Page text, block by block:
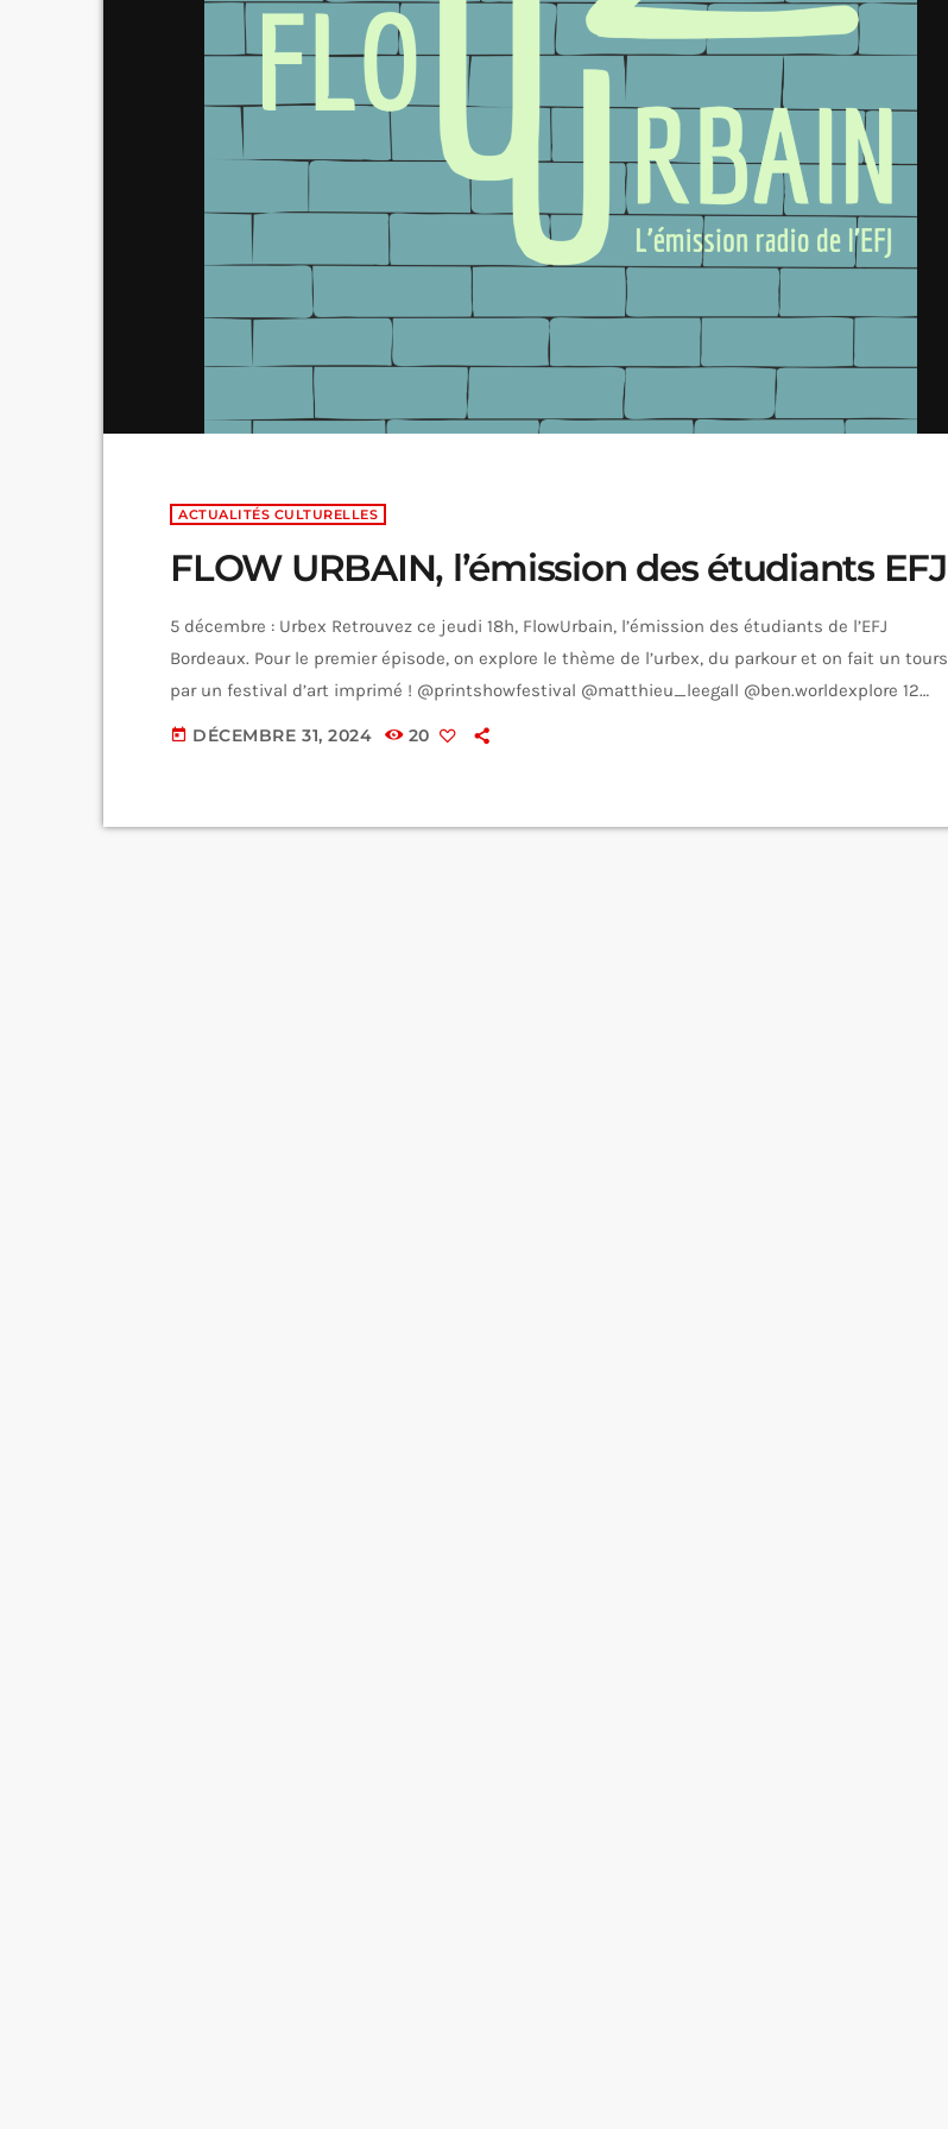
ACTUALITÉS CULTURELLES
FLOW URBAIN, l’émission des étudiants EFJ
5 décembre : Urbex Retrouvez ce jeudi 18h, FlowUrbain, l’émission des étudiants de l’EFJ
Bordeaux. Pour le premier épisode, on explore le thème de l’urbex, du parkour et on fait un tours
par un festival d’art imprimé ! @printshowfestival @matthieu_leegall @ben.worldexplore 12
décembre : Musique Pour le deuxième épisode de l’émission FlowUrbain l’émission des
today DÉCEMBRE 31, 2024 20